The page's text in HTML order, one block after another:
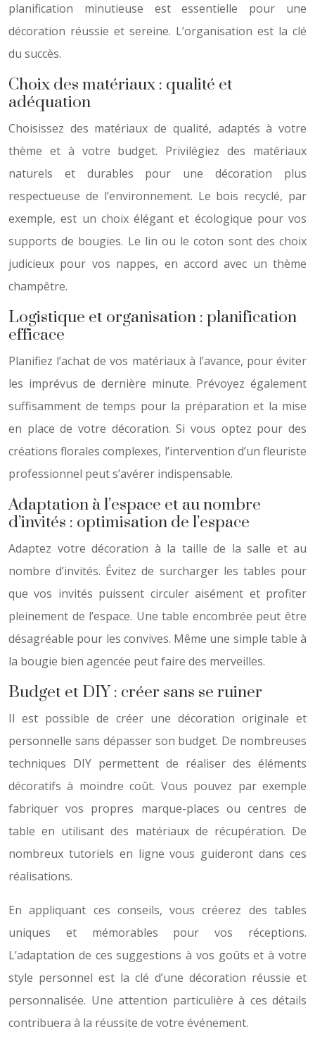
planification minutieuse est essentielle pour une
décoration réussie et sereine. L’organisation est la clé
du succès.
Choix des matériaux : qualité et
adéquation
Choisissez des matériaux de qualité, adaptés à votre
thème et à votre budget. Privilégiez des matériaux
naturels et durables pour une décoration plus
respectueuse de l’environnement. Le bois recyclé, par
exemple, est un choix élégant et écologique pour vos
supports de bougies. Le lin ou le coton sont des choix
judicieux pour vos nappes, en accord avec un thème
champêtre.
Logistique et organisation : planification
efficace
Planifiez l’achat de vos matériaux à l’avance, pour éviter
les imprévus de dernière minute. Prévoyez également
suffisamment de temps pour la préparation et la mise
en place de votre décoration. Si vous optez pour des
créations florales complexes, l’intervention d’un fleuriste
professionnel peut s’avérer indispensable.
Adaptation à l’espace et au nombre
d’invités : optimisation de l’espace
Adaptez votre décoration à la taille de la salle et au
nombre d’invités. Évitez de surcharger les tables pour
que vos invités puissent circuler aisément et profiter
pleinement de l’espace. Une table encombrée peut être
désagréable pour les convives. Même une simple table à
la bougie bien agencée peut faire des merveilles.
Budget et DIY : créer sans se ruiner
Il est possible de créer une décoration originale et
personnelle sans dépasser son budget. De nombreuses
techniques DIY permettent de réaliser des éléments
décoratifs à moindre coût. Vous pouvez par exemple
fabriquer vos propres marque-places ou centres de
table en utilisant des matériaux de récupération. De
nombreux tutoriels en ligne vous guideront dans ces
réalisations.
En appliquant ces conseils, vous créerez des tables
uniques et mémorables pour vos réceptions.
L’adaptation de ces suggestions à vos goûts et à votre
style personnel est la clé d’une décoration réussie et
personnalisée. Une attention particulière à ces détails
contribuera à la réussite de votre événement.